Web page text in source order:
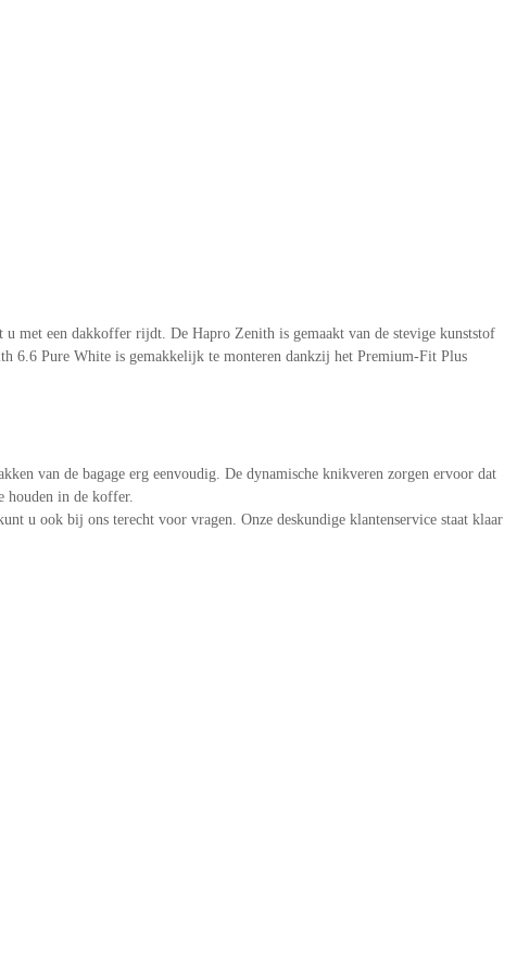
met een dakkoffer rijdt. De Hapro Zenith is gemaakt van de stevige kunststof
6.6 Pure White is gemakkelijk te monteren dankzij het Premium-Fit Plus
van de bagage erg eenvoudig. De dynamische knikveren zorgen ervoor dat
houden in de koffer.
u ook bij ons terecht voor vragen. Onze deskundige klantenservice staat klaar